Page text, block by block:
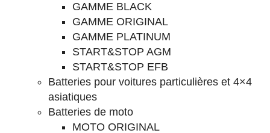
GAMME BLACK
GAMME ORIGINAL
GAMME PLATINUM
START&STOP AGM
START&STOP EFB
Batteries pour voitures particulières et 4×4
asiatiques
Batteries de moto
MOTO ORIGINAL